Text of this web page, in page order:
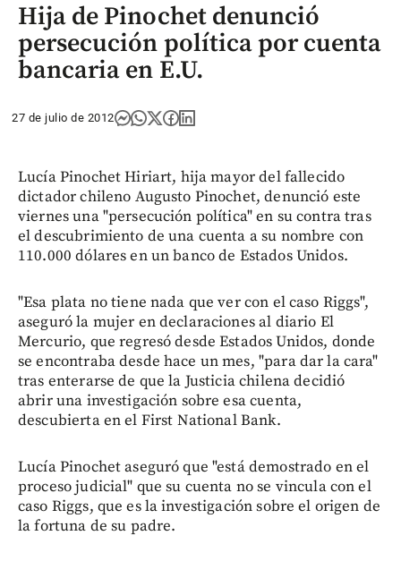
Hija de Pinochet denunció
persecución política por cuenta
bancaria en E.U.
27 de julio de 2012
Lucía Pinochet Hiriart, hija mayor del fallecido
dictador chileno Augusto Pinochet, denunció este
viernes una "persecución política" en su contra tras
el descubrimiento de una cuenta a su nombre con
110.000 dólares en un banco de Estados Unidos.
"Esa plata no tiene nada que ver con el caso Riggs",
aseguró la mujer en declaraciones al diario El
Mercurio, que regresó desde Estados Unidos, donde
se encontraba desde hace un mes, "para dar la cara"
tras enterarse de que la Justicia chilena decidió
abrir una investigación sobre esa cuenta,
descubierta en el First National Bank.
Lucía Pinochet aseguró que "está demostrado en el
proceso judicial" que su cuenta no se vincula con el
caso Riggs, que es la investigación sobre el origen de
la fortuna de su padre.